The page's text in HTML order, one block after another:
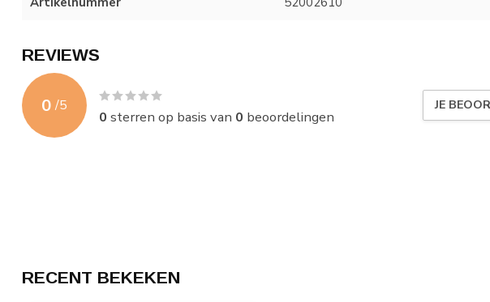
REVIEWS
0 /5
0 sterren op basis van 0 beoordelingen
JE
RECENT BEKEKEN